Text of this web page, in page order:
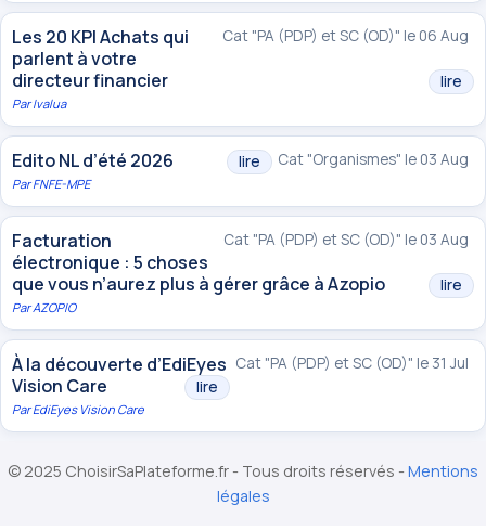
Cat "PA (PDP) et SC (OD)" le 06 Aug
Les 20 KPI Achats qui
parlent à votre
directeur financier
lire
ParIvalua
Cat "Organismes" le 03 Aug
Edito NL d’été 2026 lire
ParFNFE-MPE
Cat "PA (PDP) et SC (OD)" le 03 Aug
Facturation
électronique : 5 choses
que vous n’aurez plus à gérer grâce à Azopio
lire
ParAZOPIO
Cat "PA (PDP) et SC (OD)" le 31 Jul
À la découverte d’EdiEyes
Vision Care
lire
ParEdiEyes Vision Care
© 2025 ChoisirSaPlateforme.fr - Tous droits réservés -Mentions
légales